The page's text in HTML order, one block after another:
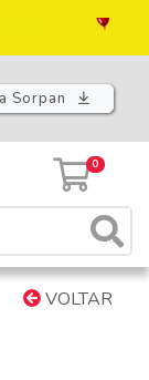
Sorpan
0
VOLTAR